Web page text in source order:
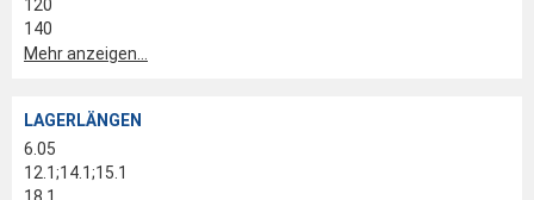
120
140
Mehr anzeigen...
LAGERLÄNGEN
6.05
12.1;14.1;15.1